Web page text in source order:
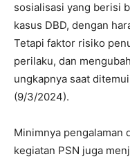
sosialisasi yang berisi
kasus DBD, dengan
Tetapi faktor risiko
perilaku, dan
ungkapnya saat
(9/3/2024).
Minimnya pengalaman
kegiatan PSN juga